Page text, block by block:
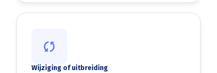
Wijziging of uitbreiding